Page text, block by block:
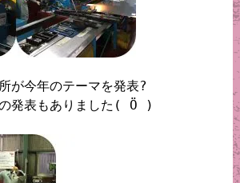
が今年のテーマを発表?
発表もありました( Ö )